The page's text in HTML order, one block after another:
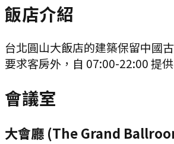
飯店介紹
台北圓山大飯店的建築保留中國
要求客房外，自 07:00-22:00 提
會議室
大會廳 (The Grand